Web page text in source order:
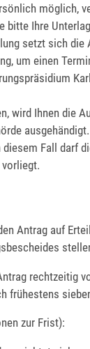
möglich,
bitte Ihre
setzt sich die
um einen
wird Ihnen die
Fall darf
Antrag auf
rechtzeitig
frühestens
zur Frist):